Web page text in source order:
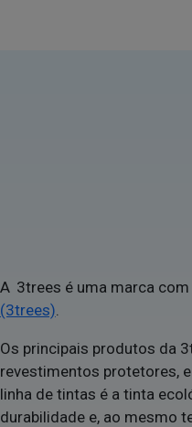
A 3trees é uma marca
(3trees)
Os principais produtos da
revestimentos protetores,
linha de tintas é a tinta
durabilidade e, ao mesmo